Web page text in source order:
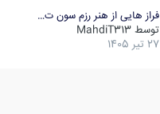
فراز هایی از هنر رزم سون ت…
توسط MahdiT313
27 تیر 1405